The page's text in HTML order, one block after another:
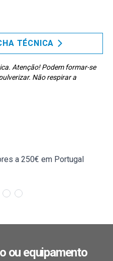
TÉCNICA
Atenção! Podem formar-se
Não respirar a
a 250€ em Portugal
ou equipamento